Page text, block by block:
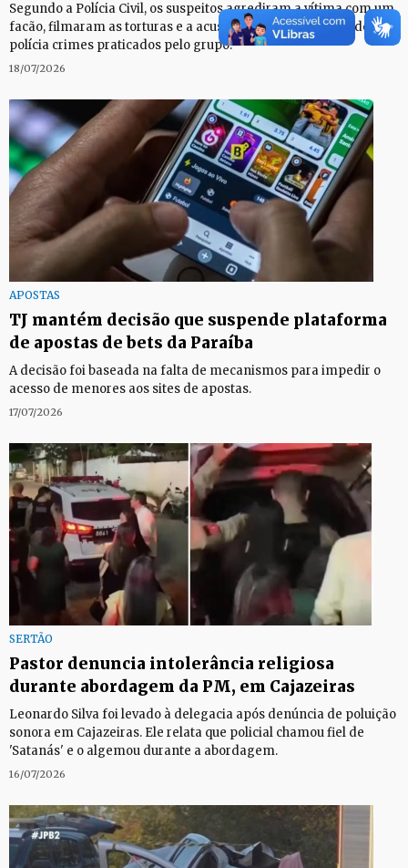
Segundo a Polícia Civil, os suspeitos agrediram a vítima com um
facão, filmaram as torturas e a acusavam de ter denunciado à
polícia crimes praticados pelo grupo.
18/07/2026
APOSTAS
TJ mantém decisão que suspende plataforma
de apostas de bets da Paraíba
A decisão foi baseada na falta de mecanismos para impedir o
acesso de menores aos sites de apostas.
17/07/2026
SERTÃO
Pastor denuncia intolerância religiosa
durante abordagem da PM, em Cajazeiras
Leonardo Silva foi levado à delegacia após denúncia de poluição
sonora em Cajazeiras. Ele relata que policial chamou fiel de
'Satanás' e o algemou durante a abordagem.
16/07/2026